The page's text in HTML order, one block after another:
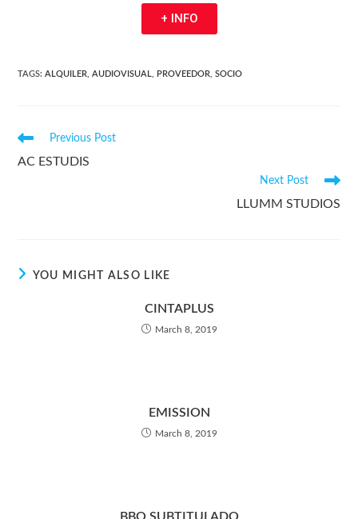
+ INFO
TAGS:ALQUILER AUDIOVISUAL PROVEEDOR SOCIO
Previous Post
AC ESTUDIS
Next Post
LLUMM STUDIOS
YOU MIGHT ALSO LIKE
CINTAPLUS
March 8, 2019
EMISSION
March 8, 2019